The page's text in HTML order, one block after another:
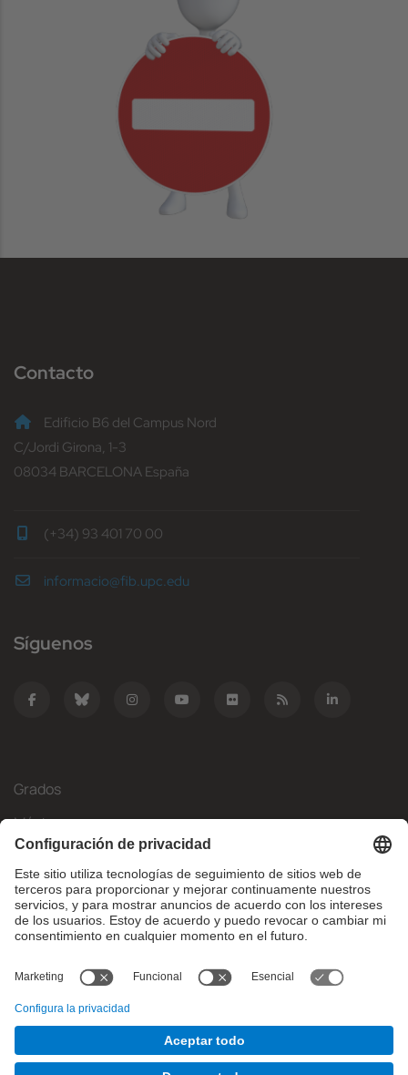
Contacto
Edificio B6 del Campus Nord
C/Jordi Girona, 1-3
08034 BARCELONA España
(+34) 93 401 70 00
informacio@fib.upc.edu
Síguenos
Grados
Másteres
Movilidad Internacional
Investigación
Empresa
¿Qué necesitas?
© Facultat d'Informàtica de Barcelona - Universitat Politècnica